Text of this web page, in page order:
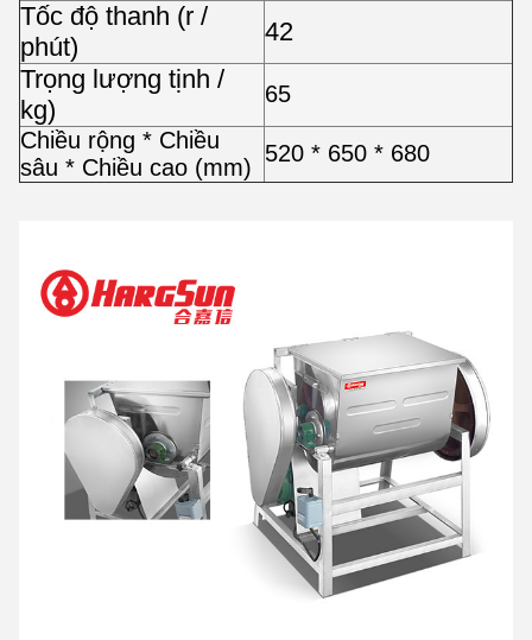
Tốc độ thanh (r /
phút)
42
Trọng lượng tịnh /
kg)
65
Chiều rộng * Chiều
sâu * Chiều cao (mm)
520 * 650 * 680